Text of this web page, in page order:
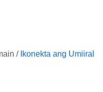
/ Ikonekta ang Umiiral